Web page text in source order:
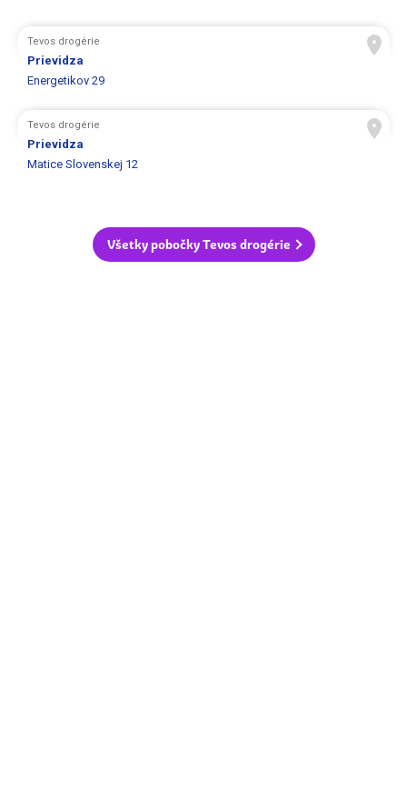
Tevos drogérie
Prievidza
Energetikov 29
Tevos drogérie
Prievidza
Matice Slovenskej 12
Všetky pobočky Tevos drogérie